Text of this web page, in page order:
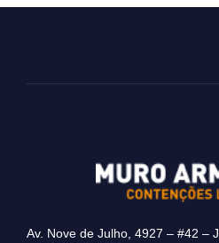
Av. Nove de Julho, 4927 – #42 –